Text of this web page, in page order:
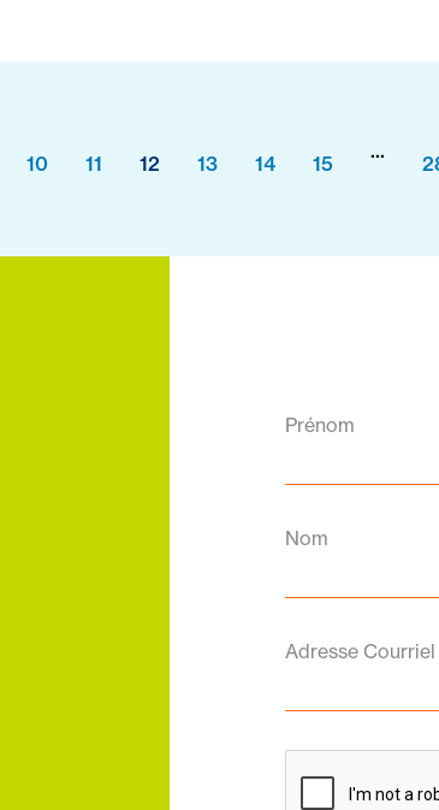
10 11 12 13 14 15
...
Prénom
Nom
Adresse Courriel